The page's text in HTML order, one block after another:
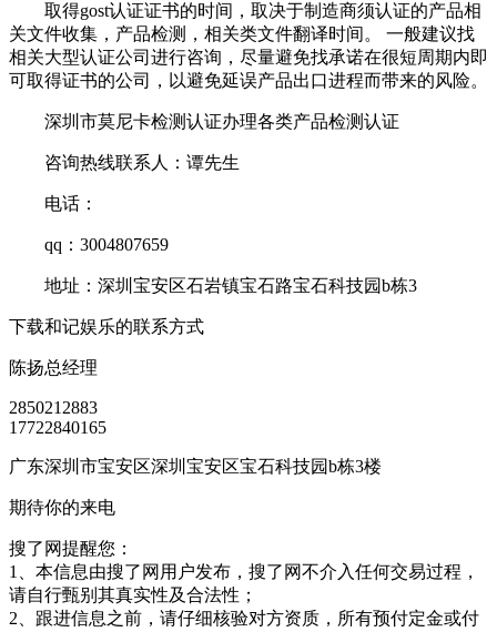
取得gost认证证书的时间，取决于制造商须认证的产品相
关文件收集，产品检测，相关类文件翻译时间。 一般建议找
相关大型认证公司进行咨询，尽量避免找承诺在很短周期内即
可取得证书的公司，以避免延误产品出口进程而带来的风险。
深圳市莫尼卡检测认证办理各类产品检测认证
咨询热线联系人：谭先生
电话：
qq：3004807659
地址：深圳宝安区石岩镇宝石路宝石科技园b栋3
下载和记娱乐的联系方式
陈扬总经理
2850212883
17722840165
广东深圳市宝安区深圳宝安区宝石科技园b栋3楼
期待你的来电
搜了网提醒您：
1、本信息由搜了网用户发布，搜了网不介入任何交易过程，
请自行甄别其真实性及合法性；
2、跟进信息之前，请仔细核验对方资质，所有预付定金或付